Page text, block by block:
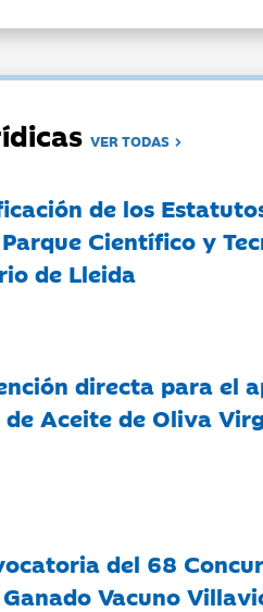
VER TODAS
de los
Científico y
de Lleida
directa para el
de Aceite de Oliva
del 68
Vacuno